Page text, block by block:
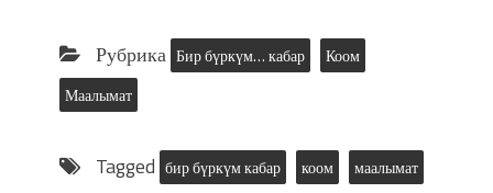
Рубрика Бир бүркүм… кабар
Коом
Маалымат
Tagged бир бүркүм кабар коом маалымат